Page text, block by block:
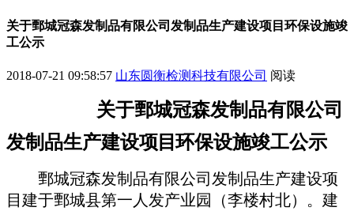
关于鄄城冠森发制品有限公司发制品生产建设项目环保设施竣
工公示
2018-07-21 09:58:57 山东圆衡检测科技有限公司 阅读
关于鄄城冠森发制品有限公司
发制品生产建设项目环保设施竣工公示
鄄城冠森发制品有限公司发制品生产建设项
目建于鄄城县第一人发产业园（李楼村北） 。 建